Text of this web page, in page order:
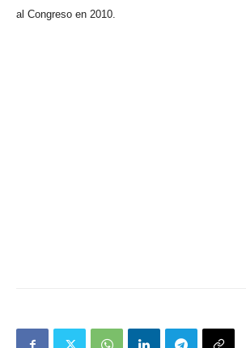
al Congreso en 2010.